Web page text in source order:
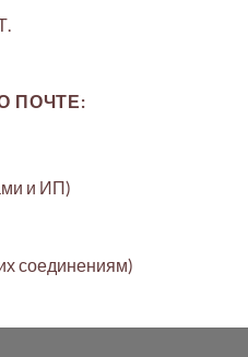
ПОЧТЕ:
и ИП)
соединениям)